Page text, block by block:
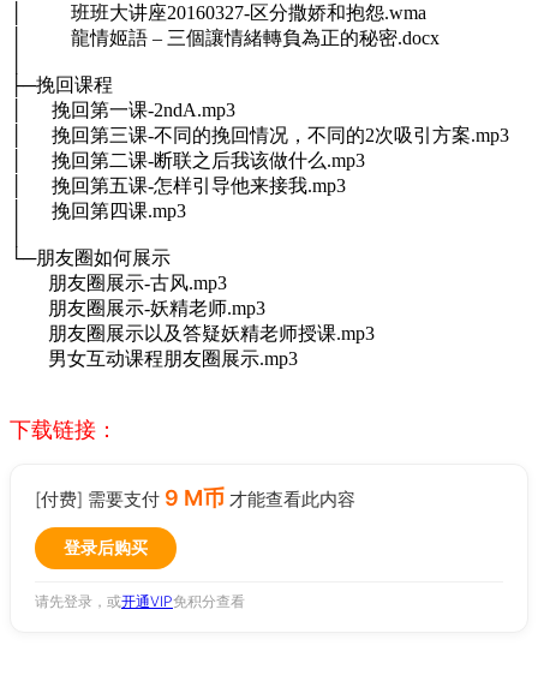
│ 班班大讲座20160327-区分撒娇和抱怨.wma
│ 龍情姬語 – 三個讓情緒轉負為正的秘密.docx
├─挽回课程
│ 挽回第一课-2ndA.mp3
│ 挽回第三课-不同的挽回情况，不同的2次吸引方案.mp3
│ 挽回第二课-断联之后我该做什么.mp3
│ 挽回第五课-怎样引导他来接我.mp3
│ 挽回第四课.mp3
└─朋友圈如何展示
朋友圈展示-古风.mp3
朋友圈展示-妖精老师.mp3
朋友圈展示以及答疑妖精老师授课.mp3
男女互动课程朋友圈展示.mp3
下载链接：
[付费] 需要支付 9 M币 才能查看此内容
登录后购买
请先登录，或开通VIP免积分查看